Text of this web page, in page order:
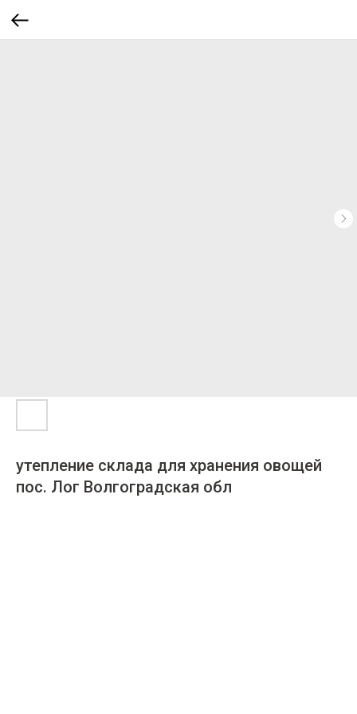
утепление склада для хранения овощей
пос. Лог Волгоградская обл